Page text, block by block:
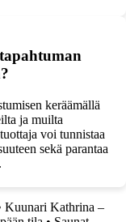
keräämällä
ja muilta
voi tunnistaa
sekä parantaa
Kuunari Kathrina –